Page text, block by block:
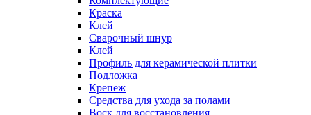
Краска
Клей
Сварочный шнур
Клей
Профиль для керамической плитки
Подложка
Крепеж
Средства для ухода за полами
Воск для восстановления